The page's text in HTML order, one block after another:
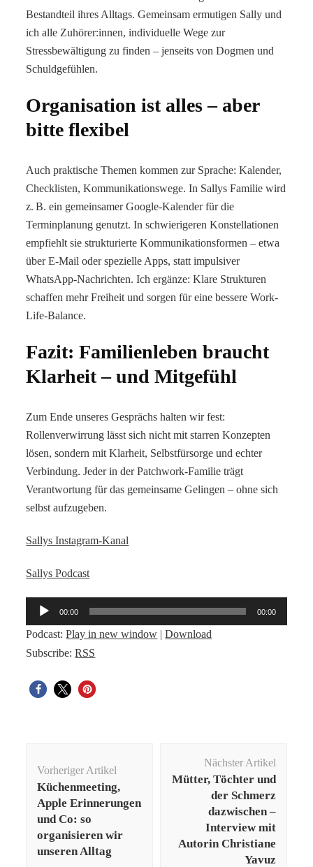
Bestandteil ihres Alltags. Gemeinsam ermutigen Sally und
ich alle Zuhörer:innen, individuelle Wege zur
Stressbewältigung zu finden – jenseits von Dogmen und
Schuldgefühlen.
Organisation ist alles – aber
bitte flexibel
Auch praktische Themen kommen zur Sprache: Kalender,
Checklisten, Kommunikationswege. In Sallys Familie wird
z. B. ein gemeinsamer Google-Kalender für die
Terminplanung genutzt. In schwierigeren Konstellationen
empfiehlt sie strukturierte Kommunikationsformen – etwa
über E-Mail oder spezielle Apps, statt impulsiver
WhatsApp-Nachrichten. Ich ergänze: Klare Strukturen
schaffen mehr Freiheit und sorgen für eine bessere Work-
Life-Balance.
Fazit: Familienleben braucht
Klarheit – und Mitgefühl
Zum Ende unseres Gesprächs halten wir fest:
Rollenverwirrung lässt sich nicht mit starren Konzepten
lösen, sondern mit Klarheit, Selbstfürsorge und echter
Verbindung. Jeder in der Patchwork-Familie trägt
Verantwortung für das gemeinsame Gelingen – ohne sich
selbst aufzugeben.
Sallys Instagram-Kanal
Sallys Podcast
Audio-
Player
00:00 00:00
Podcast:Play in new window |Download
Subscribe:RSS
Vorheriger Artikel
Küchenmeeting,
Apple Erinnerungen
und Co: so
organisieren wir
unseren Alltag
Nächster Artikel
Mütter, Töchter und
der Schmerz
dazwischen –
Interview mit
Autorin Christiane
Yavuz